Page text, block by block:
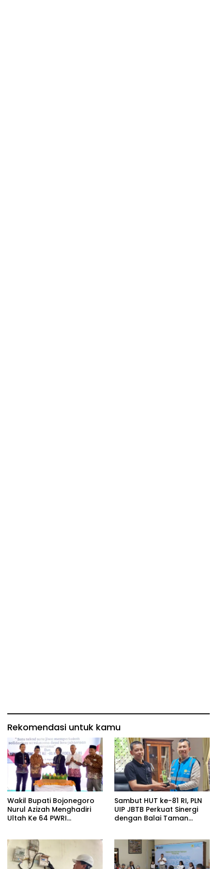
Rekomendasi untuk kamu
Wakil Bupati Bojonegoro
Nurul Azizah Menghadiri
Ultah Ke 64 PWRI
Sambut HUT ke-81 RI, PLN
UIP JBTB Perkuat Sinergi
dengan Balai Taman
SUTET 500 kV Paiton–
Watudodol/Kalipuro